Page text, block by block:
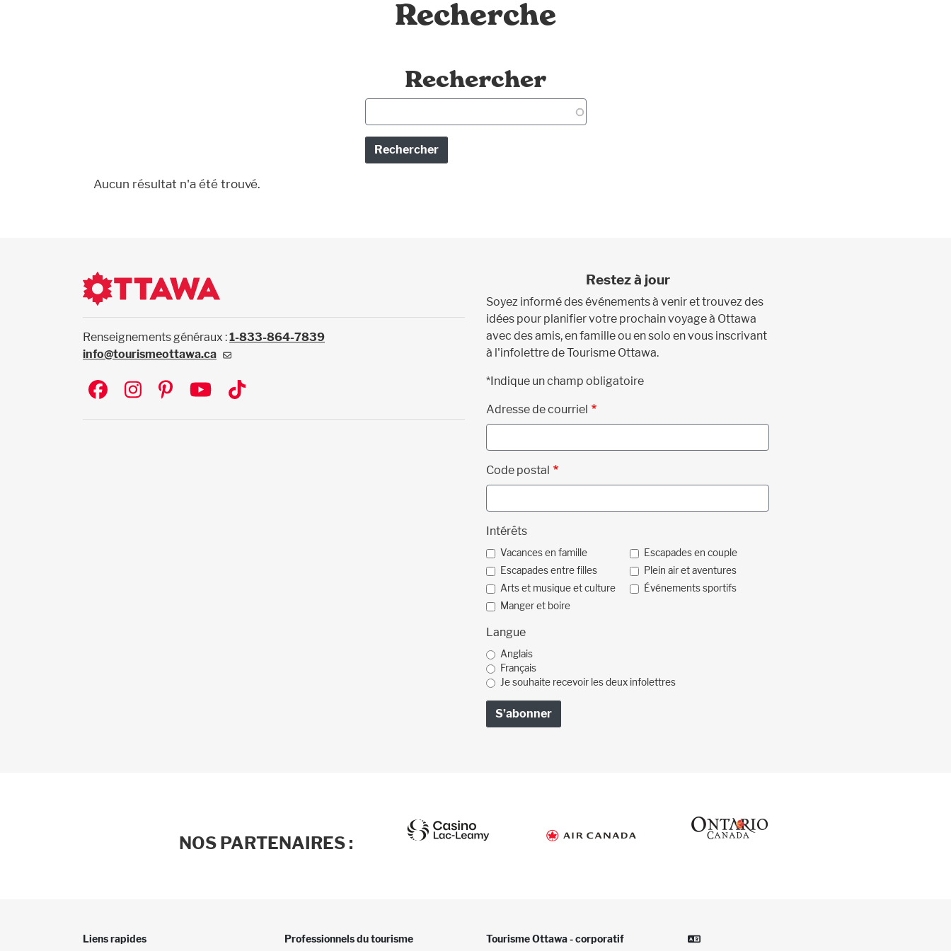
Recherche
Rechercher
Begin typing to see autocomplete suggestions. Use tab to access list and arrow keys to navigate and
Aucun résultat n'a été trouvé.
Renseignements généraux :1-833-864-7839
info@tourismeottawa.ca
Social
Restez à jour
Soyez informé des événements à venir et trouvez des
idées pour planifier votre prochain voyage à Ottawa
avec des amis, en famille ou en solo en vous inscrivant
à l'infolettre de Tourisme Ottawa.
*Indique un champ obligatoire
Adresse de courriel
Code postal
Intérêts
Vacances en famille
Escapades en couple
Escapades entre filles
Plein air et aventures
Arts et musique et culture
Événements sportifs
Manger et boire
Langue
Anglais
Français
Je souhaite recevoir les deux infolettres
NOS PARTENAIRES :
Liens rapides Professionnels du tourisme Tourisme Ottawa - corporatif